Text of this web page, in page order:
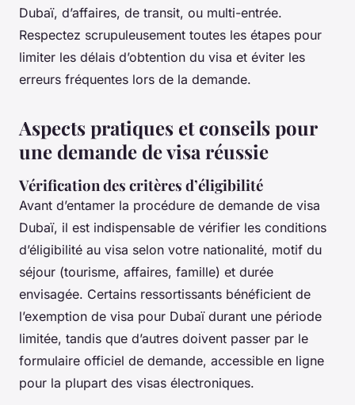
Dubaï, d’affaires, de transit, ou multi-entrée.
Respectez scrupuleusement toutes les étapes pour
limiter les délais d’obtention du visa et éviter les
erreurs fréquentes lors de la demande.
Aspects pratiques et conseils pour
une demande de visa réussie
Vérification des critères d’éligibilité
Avant d’entamer la procédure de demande de visa
Dubaï, il est indispensable de vérifier les conditions
d’éligibilité au visa selon votre nationalité, motif du
séjour (tourisme, affaires, famille) et durée
envisagée. Certains ressortissants bénéficient de
l’exemption de visa pour Dubaï durant une période
limitée, tandis que d’autres doivent passer par le
formulaire officiel de demande, accessible en ligne
pour la plupart des visas électroniques.